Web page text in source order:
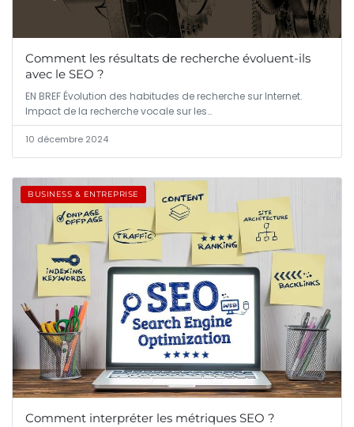
Comment les résultats de recherche évoluent-ils
avec le SEO ?
EN BREF Évolution des habitudes de recherche sur Internet.
Impact de la recherche vocale sur les…
10 décembre 2024
BUSINESS & ENTREPRISE
Comment interpréter les métriques SEO ?